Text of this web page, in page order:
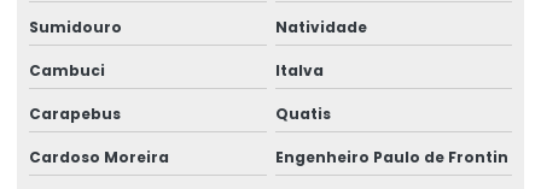
Elaboração de subsídios médicos para contestação
Elaboração de subsídios técnicos para contestação
Empresa de aep
Empresa de análise ergonômica do trabalho
Sumidouro Natividade
Cambuci Italva
Carapebus Quatis
Cardoso Moreira Engenheiro Paulo de Frontin